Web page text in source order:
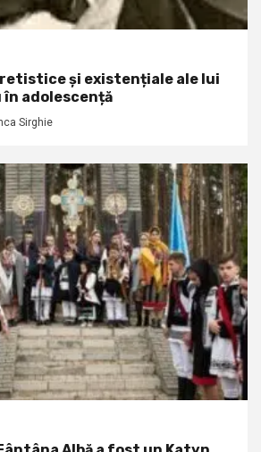
și existențiale ale lui
în adolescență
Sirghie